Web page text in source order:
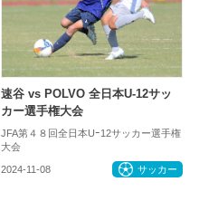
速谷 vs POLVO 全日本U-12サッ
カー選手権大会
JFA第４８回全日本Uｰ12サッカー選手権
大会
2024-11-08 サッカー